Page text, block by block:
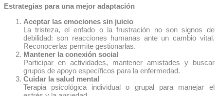
Estrategias para una mejor adaptación
Aceptar las emociones sin juicio
La tristeza, el enfado o la frustración no son signos de
debilidad: son reacciones humanas ante un cambio vital.
Reconocerlas permite gestionarlas.
Mantener la conexión social
Participar en actividades, mantener amistades y buscar
grupos de apoyo específicos para la enfermedad.
Cuidar la salud mental
Terapia psicológica individual o grupal para manejar el